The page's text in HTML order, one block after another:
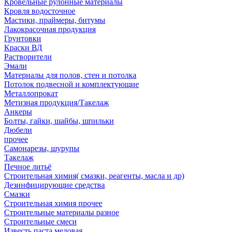
Кровельные рулонные материалы
Кровля водосточное
Мастики, праймеры, битумы
Лакокрасочная продукция
Грунтовки
Краски ВД
Растворители
Эмали
Материалы для полов, стен и потолка
Потолок подвесной и комплектующие
Металлопрокат
Метизная продукция/Такелаж
Анкеры
Болты, гайки, шайбы, шпильки
Дюбели
прочее
Самонарезы, шурупы
Такелаж
Печное литьё
Строительная химия( смазки, реагенты, масла и др)
Дезинфицирующие средства
Смазки
Строительная химия прочее
Строительные материалы разное
Строительные смеси